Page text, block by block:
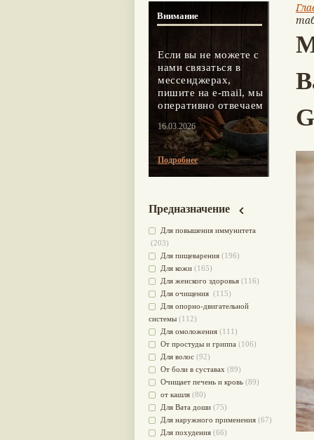
Внимание
Если вы не можете с
нами связаться в
мессенджерах,
пишите на e-mail, мы
оперативно отвечаем
16.03.2026
Подробнее
Предназначение
Для повышения иммунитета
(203)
Для пищеварения (196)
Для кожи (165)
Для женского здоровья (116)
Для очищения (115)
Для опорно-двигательной
системы (112)
Для омоложения (111)
От простуды и гриппа (106)
Для волос (92)
От боли в суставах (89)
Очищает печень и кровь (89)
от кашля (80)
Для Вата доши (75)
Для наружного применения (67)
Для похудения (66)